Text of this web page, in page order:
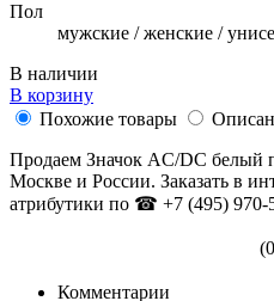
Пол
мужские / женские /
В наличии
В корзину
Похожие товары
Продаем Значок AC/DC белый
Москве и России. Заказать в
атрибутики по ☎ +7 (495) 970-
Комментарии